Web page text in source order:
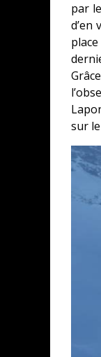
par
d’en
sur